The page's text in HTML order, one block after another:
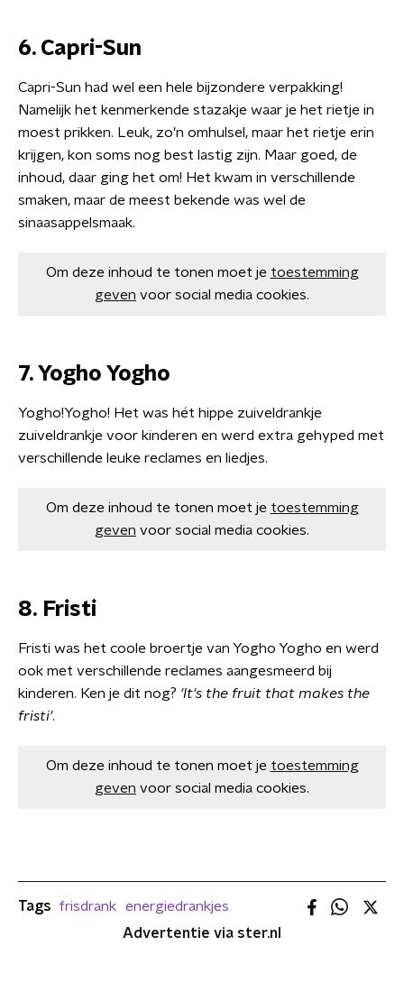
6. Capri-Sun
Capri-Sun had wel een hele bijzondere verpakking!
Namelijk het kenmerkende stazakje waar je het rietje in
moest prikken. Leuk, zo'n omhulsel, maar het rietje erin
krijgen, kon soms nog best lastig zijn. Maar goed, de
inhoud, daar ging het om! Het kwam in verschillende
smaken, maar de meest bekende was wel de
sinaasappelsmaak.
Om deze inhoud te tonen moet je toestemming
geven voor social media cookies.
7. Yogho Yogho
Yogho!Yogho! Het was hét hippe zuiveldrankje
zuiveldrankje voor kinderen en werd extra gehyped met
verschillende leuke reclames en liedjes.
Om deze inhoud te tonen moet je toestemming
geven voor social media cookies.
8. Fristi
Fristi was het coole broertje van Yogho Yogho en werd
ook met verschillende reclames aangesmeerd bij
kinderen. Ken je dit nog? 'It's the fruit that makes the
fristi'.
Om deze inhoud te tonen moet je toestemming
geven voor social media cookies.
Tags frisdrank
energiedrankjes
Advertentie via ster.nl